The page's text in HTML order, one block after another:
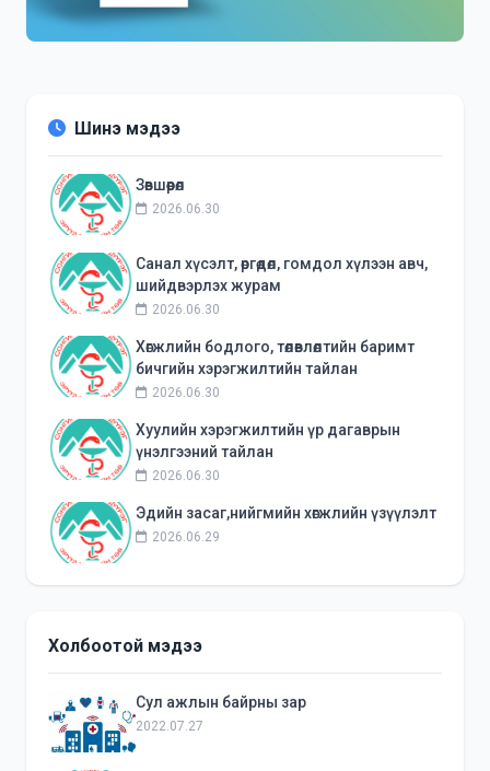
Шинэ мэдээ
Зөвшөөрөл
2026.06.30
Санал хүсэлт, өргөдөл, гомдол хүлээн авч,
шийдвэрлэх журам
2026.06.30
Хөгжлийн бодлого, төлөвлөлтийн баримт
бичгийн хэрэгжилтийн тайлан
2026.06.30
Хуулийн хэрэгжилтийн үр дагаврын
үнэлгээний тайлан
2026.06.30
Эдийн засаг,нийгмийн хөгжлийн үзүүлэлт
2026.06.29
Холбоотой мэдээ
Сул ажлын байрны зар
2022.07.27